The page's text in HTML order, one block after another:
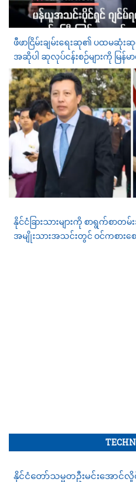
ဖီဖာငြိမ်းချမ်းရေးဆု၏ ပထမဆုံ
အဆိုပါ ဆုလုပ်ငန်းစဉ်များကို မြန်မ
ဇော် ဦးဆောင်နေဟုဆို
နိုင်ငံခြားသားများကို စာရွက်စာ
အမျိုးသားအသင်းတွင် ဝင်ကစား
နိုင်ငံတော်သမ္မတဦးမင်းအောင်